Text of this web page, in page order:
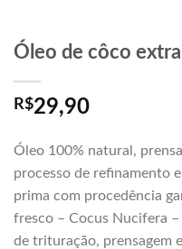
Óleo de côco
R$29,90
Óleo 100% natural,
processo de refinamento
prima com procedência
fresco – Cocus Nucifera –
de trituração, prensagem